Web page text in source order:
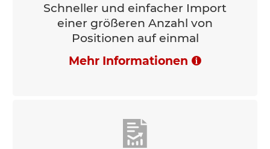
Schneller und einfacher Import
einer größeren Anzahl von
Positionen auf einmal
Mehr Informationen